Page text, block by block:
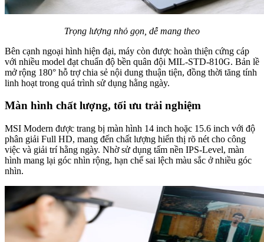
Trọng lượng nhỏ gọn, dễ mang theo
Bên cạnh ngoại hình hiện đại, máy còn được hoàn thiện cứng cáp
với nhiều model đạt chuẩn độ bền quân đội MIL-STD-810G. Bản lề
mở rộng 180° hỗ trợ chia sẻ nội dung thuận tiện, đồng thời tăng tính
linh hoạt trong quá trình sử dụng hằng ngày.
Màn hình chất lượng, tối ưu trải nghiệm
MSI Modern được trang bị màn hình 14 inch hoặc 15.6 inch với độ
phân giải Full HD, mang đến chất lượng hiển thị rõ nét cho công
việc và giải trí hằng ngày. Nhờ sử dụng tấm nền IPS-Level, màn
hình mang lại góc nhìn rộng, hạn chế sai lệch màu sắc ở nhiều góc
nhìn.